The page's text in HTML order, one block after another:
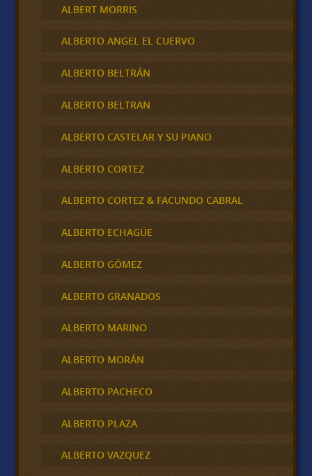
ALBERT MORRIS
ALBERTO ANGEL EL CUERVO
ALBERTO BELTRÁN
ALBERTO BELTRAN
ALBERTO CASTELAR Y SU PIANO
ALBERTO CORTEZ
ALBERTO CORTEZ & FACUNDO CABRAL
ALBERTO ECHAGÜE
ALBERTO GÓMEZ
ALBERTO GRANADOS
ALBERTO MARINO
ALBERTO MORÁN
ALBERTO PACHECO
ALBERTO PLAZA
ALBERTO VAZQUEZ